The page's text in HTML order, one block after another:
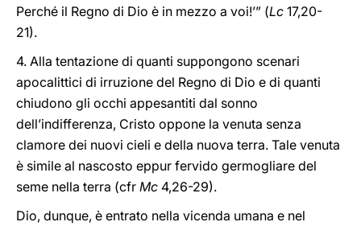
Perché il Regno di Dio è in mezzo a voi!’” (Lc 17,20-
21).
4. Alla tentazione di quanti suppongono scenari
apocalittici di irruzione del Regno di Dio e di quanti
chiudono gli occhi appesantiti dal sonno
dell’indifferenza, Cristo oppone la venuta senza
clamore dei nuovi cieli e della nuova terra. Tale venuta
è simile al nascosto eppur fervido germogliare del
seme nella terra (cfr Mc 4,26-29).
Dio, dunque, è entrato nella vicenda umana e nel